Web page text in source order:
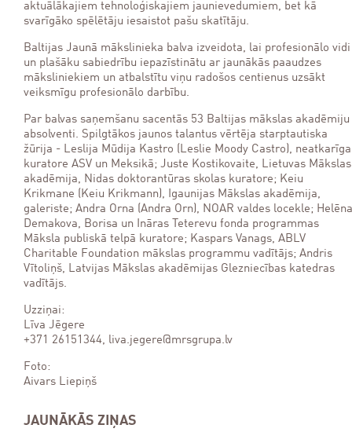
aktuālākajiem tehnoloģiskajiem jaunievedumiem, bet kā
svarīgāko spēlētāju iesaistot pašu skatītāju.
Baltijas Jaunā mākslinieka balva izveidota, lai profesionālo vidi
un plašāku sabiedrību iepazīstinātu ar jaunākās paaudzes
māksliniekiem un atbalstītu viņu radošos centienus uzsākt
veiksmīgu profesionālo darbību.
Par balvas saņemšanu sacentās 53 Baltijas mākslas akadēmiju
absolventi. Spilgtākos jaunos talantus vērtēja starptautiska
žūrija - Leslija Mūdija Kastro (Leslie Moody Castro), neatkarīga
kuratore ASV un Meksikā; Juste Kostikovaite, Lietuvas Mākslas
akadēmija, Nidas doktorantūras skolas kuratore; Keiu
Krikmane (Keiu Krikmann), Igaunijas Mākslas akadēmija,
galeriste; Andra Orna (Andra Orn), NOAR valdes locekle; Helēna
Demakova, Borisa un Ināras Teterevu fonda programmas
Māksla publiskā telpā kuratore; Kaspars Vanags, ABLV
Charitable Foundation mākslas programmu vadītājs; Andris
Vītoliņš, Latvijas Mākslas akadēmijas Glezniecības katedras
vadītājs.
Uzziņai:
Līva Jēgere
+371 26151344, liva.jegere@mrsgrupa.lv
Foto:
Aivars Liepiņš
JAUNĀKĀS ZIŅAS